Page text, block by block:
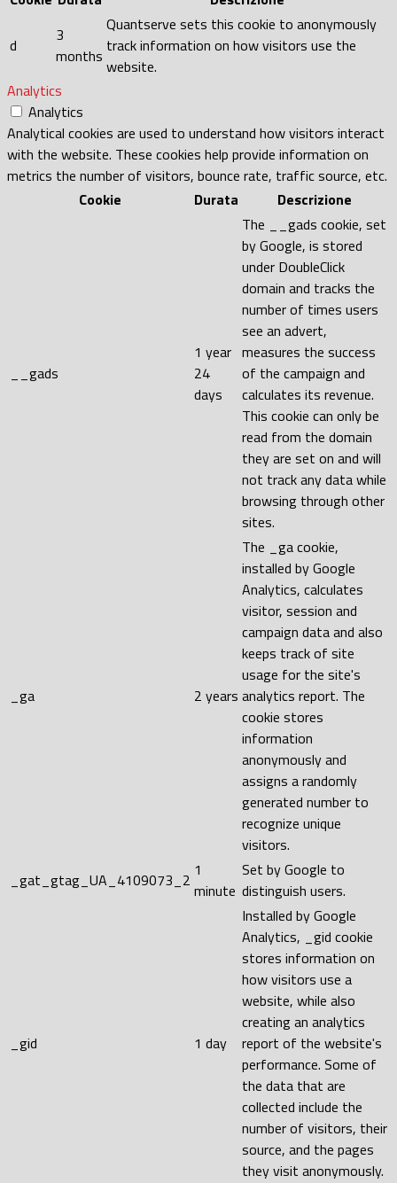
d
3
months
Quantserve sets this cookie to anonymously
track information on how visitors use the
website.
Analytics
Analytics
Analytical cookies are used to understand how visitors interact
with the website. These cookies help provide information on
metrics the number of visitors, bounce rate, traffic source, etc.
Cookie
Durata Descrizione
__gads
1 year
24
days
The __gads cookie, set
by Google, is stored
under DoubleClick
domain and tracks the
number of times users
see an advert,
measures the success
of the campaign and
calculates its revenue.
This cookie can only be
read from the domain
they are set on and will
not track any data while
browsing through other
sites.
_ga 2 years
The _ga cookie,
installed by Google
Analytics, calculates
visitor, session and
campaign data and also
keeps track of site
usage for the site's
analytics report. The
cookie stores
information
anonymously and
assigns a randomly
generated number to
recognize unique
visitors.
_gat_gtag_UA_4109073_2 1
minute
Set by Google to
distinguish users.
_gid 1 day
Installed by Google
Analytics, _gid cookie
stores information on
how visitors use a
website, while also
creating an analytics
report of the website's
performance. Some of
the data that are
collected include the
number of visitors, their
source, and the pages
they visit anonymously.